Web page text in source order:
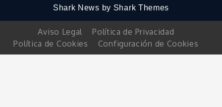
Shark News by Shark Themes
Aviso Legal
Política de Privacidad
Política de Cookies
Configuración de Cookies